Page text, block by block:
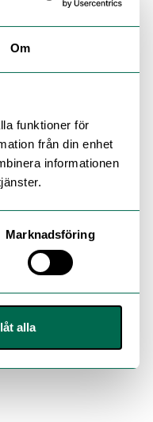
Om
funktioner för
från din enhet
informationen
Marknadsföring
alla